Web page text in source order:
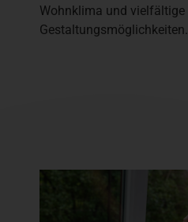
Wohnklima und vielfältige
Gestaltungsmöglichkeiten.